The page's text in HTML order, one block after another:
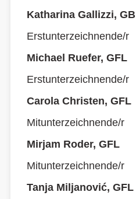
Katharina Gallizzi, GB
Erstunterzeichnende/r
Michael Ruefer, GFL
Erstunterzeichnende/r
Carola Christen, GFL
Mitunterzeichnende/r
Mirjam Roder, GFL
Mitunterzeichnende/r
Tanja Miljanović, GFL